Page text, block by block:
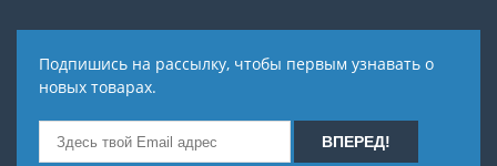
Подпишись на рассылку, чтобы первым узнавать о
новых товарах.